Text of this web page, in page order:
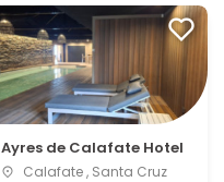
Ayres de Calafate Hotel
Calafate , Santa Cruz